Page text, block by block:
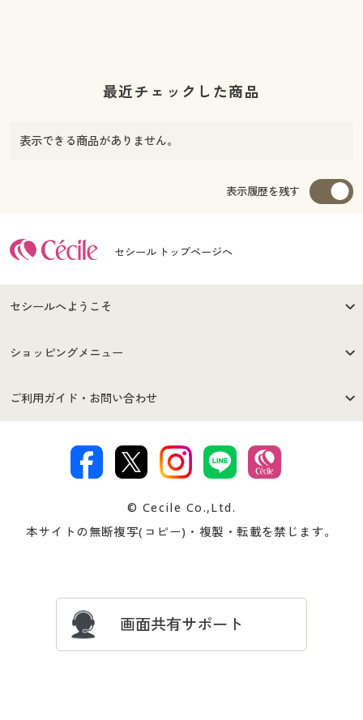
最近チェックした商品
表示できる商品がありません。
表示履歴を残す
セシール トップページへ
セシールへようこそ
はじめての方へ
セシールご利用規約
著作権・商標について 会社案内
ショッピングメニュー
商品カテゴリ
プレゼント＆キャンペーン サイトマップ
ご利用ガイド・お問い合わせ
交換・返品は お支払は
ついて
忘れの場合
© Cecile Co.,Ltd.
本サイトの無断複写(コピー)・複製・転載を禁じます。
画面共有サポート